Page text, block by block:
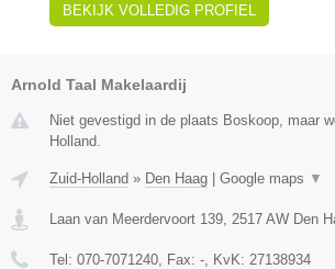
BEKIJK VOLLEDIG PROFIEL
Arnold Taal Makelaardij
Niet gevestigd in de plaats Boskoop, maar
Holland.
Zuid-Holland » Den Haag | Google maps ▼
Laan van Meerdervoort 139 2517 AW Den
Tel: 070-7071240 , Fax: - , KvK: 27138934